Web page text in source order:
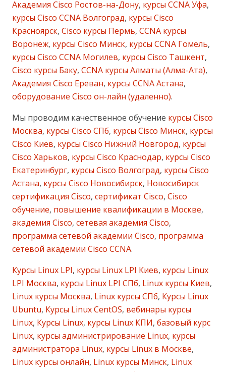
Академия Cisco Ростов-на-Дону, курсы CCNA Уфа,
курсы Cisco CCNA Волгоград, курсы Cisco
Красноярск, Cisco курсы Пермь, CCNA курсы
Воронеж, курсы Cisco Минск, курсы CCNA Гомель,
курсы Cisco CCNA Могилев, курсы Cisco Ташкент,
Cisco курсы Баку, CCNA курсы Алматы (Алма-Ата),
Академия Cisco Ереван, курсы CCNA Астана,
оборудование Cisco он-лайн (удаленно).
Мы проводим качественное обучение курсы Cisco
Москва, курсы Cisco СПб, курсы Cisco Минск, курсы
Cisco Киев, курсы Cisco Нижний Новгород, курсы
Cisco Харьков, курсы Cisco Краснодар, курсы Cisco
Екатеринбург, курсы Cisco Волгоград, курсы Cisco
Астана, курсы Cisco Новосибирск, Новосибирск
сертификация Cisco, сертификат Cisco, Cisco
обучение, повышение квалификации в Москве,
академия Cisco, сетевая академия Cisco,
программа сетевой академии Cisco, программа
сетевой академии Cisco CCNA.
Курсы Linux LPI, курсы Linux LPI Киев, курсы Linux
LPI Москва, курсы Linux LPI СПб, Linux курсы Киев,
Linux курсы Москва, Linux курсы СПб, Курсы Linux
Ubuntu, Курсы Linux CentOS, вебинары курсы
Linux, Курсы Linux, курсы Linux КПИ, базовый курс
Linux, курсы администрирование Linux, курсы
администратора Linux, курсы Linux в Москве,
Linux курсы онлайн, Linux курсы Минск, Linux